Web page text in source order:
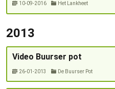
10-09-2016 Het Lankheet
2013
Video Buurser pot
26-01-2013 De Buurser Pot